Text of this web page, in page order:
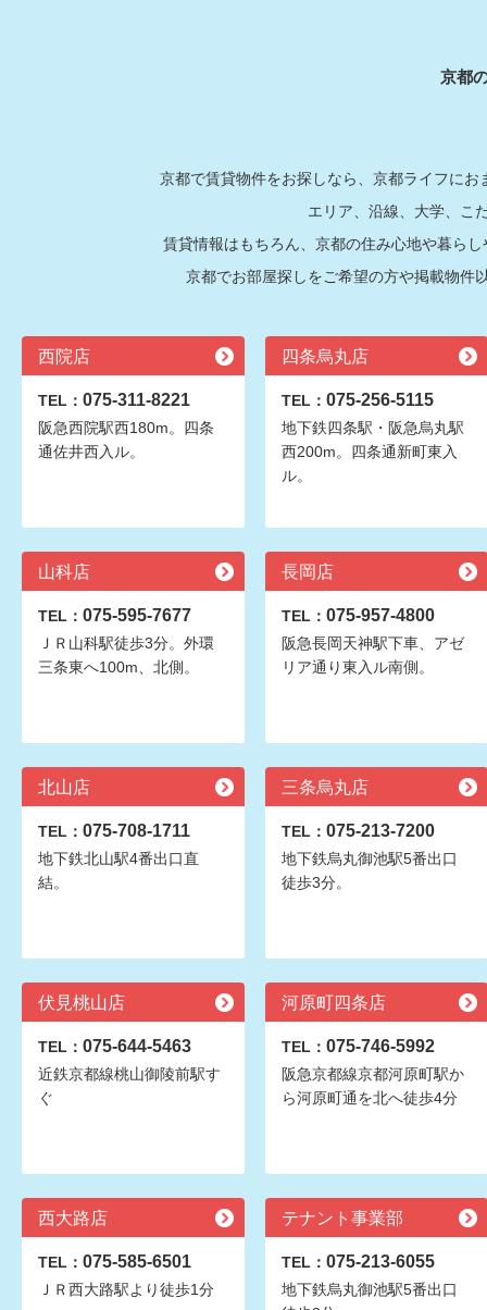
京都
京都で賃貸物件をお探しなら、京都ライフに
エリア、沿線、大学、こ
賃貸情報はもちろん、京都の住み心地や暮ら
京都でお部屋探しをご希望の方や掲載物件
西院店
TEL： 075-311-8221
阪急西院駅西180m。四条
通佐井西入ル。
四条烏丸店
TEL： 075-256-5115
地下鉄四条駅・阪急烏丸駅
西200m。四条通新町東入
ル。
山科店
TEL： 075-595-7677
ＪＲ山科駅徒歩3分。外環
三条東へ100m、北側。
長岡店
TEL： 075-957-4800
阪急長岡天神駅下車、アゼ
リア通り東入ル南側。
北山店
TEL： 075-708-1711
地下鉄北山駅4番出口直
結。
三条烏丸店
TEL： 075-213-7200
地下鉄烏丸御池駅5番出口
徒歩3分。
伏見桃山店
TEL： 075-644-5463
近鉄京都線桃山御陵前駅す
ぐ
河原町四条店
TEL： 075-746-5992
阪急京都線京都河原町駅か
ら河原町通を北へ徒歩4分
西大路店
TEL： 075-585-6501
ＪＲ西大路駅より徒歩1分
テナント事業部
TEL： 075-213-6055
地下鉄烏丸御池駅5番出口